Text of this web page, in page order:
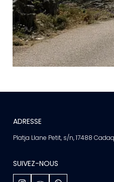
ADRESSE
Platja Llane Petit, s/n, 17488
SUIVEZ-NOUS